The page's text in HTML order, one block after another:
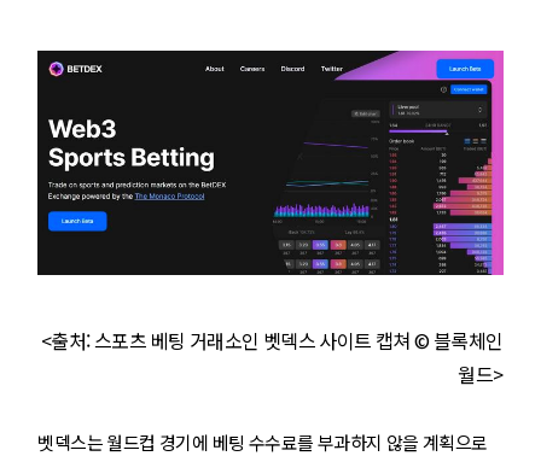
<출처: 스포츠 베팅 거래소인 벳덱스 사이트 캡쳐 © 블록체인
월드>
벳덱스는 월드컵 경기에 베팅 수수료를 부과하지 않을 계획으로